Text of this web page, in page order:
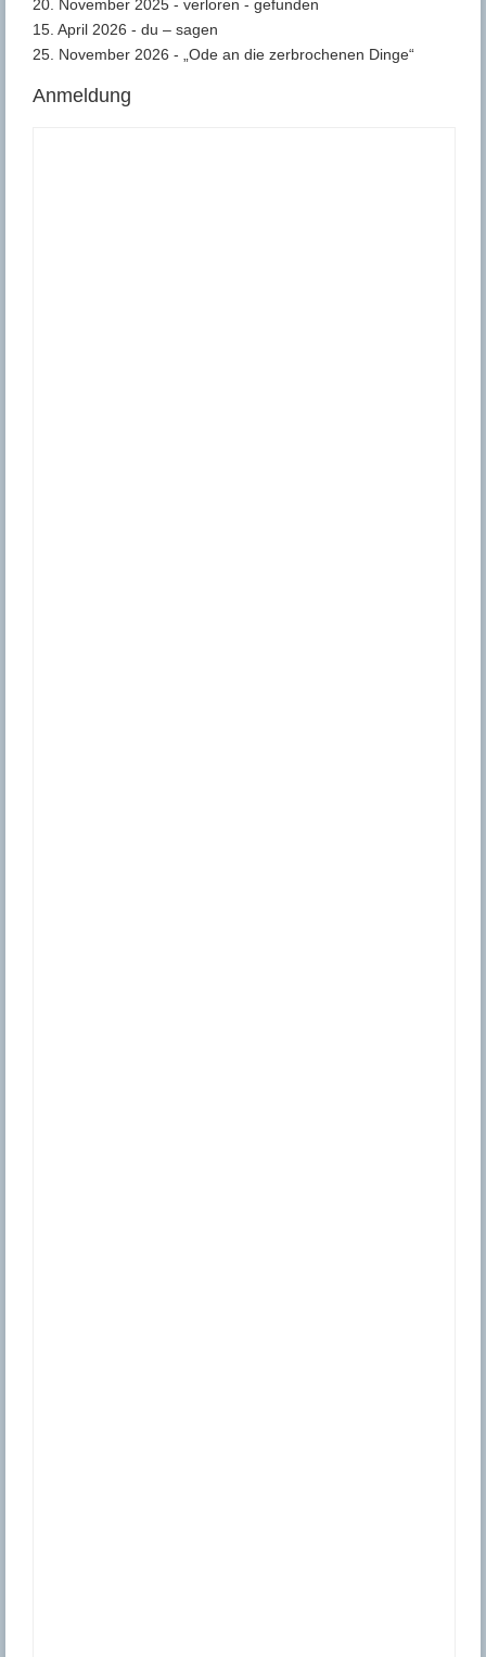
20. November 2025 - verloren - gefunden
15. April 2026 - du – sagen
25. November 2026 - „Ode an die zerbrochenen Dinge“
Anmeldung